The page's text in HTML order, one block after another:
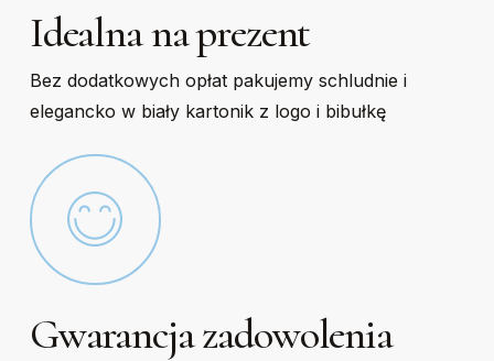
Idealna na prezent
Bez dodatkowych opłat pakujemy schludnie i
elegancko w biały kartonik z logo i bibułkę
Gwarancja zadowolenia